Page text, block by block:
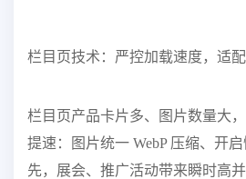
栏目页技术：严控加载速度，适
栏目页产品卡片多、图片数量大
提速：图片统一 WebP 压缩、开
先，展会、推广活动带来瞬时高